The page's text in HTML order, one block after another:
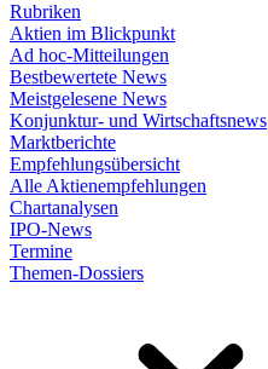
Rubriken
Aktien im Blickpunkt
Ad hoc-Mitteilungen
Bestbewertete News
Meistgelesene News
Konjunktur- und Wirtschaftsnews
Marktberichte
Empfehlungsübersicht
Alle Aktienempfehlungen
Chartanalysen
IPO-News
Termine
Themen-Dossiers